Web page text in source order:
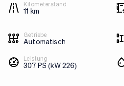
Kilometerstand
11 km
Getriebe
Automatisch
Leistung
307 PS (kW 226)